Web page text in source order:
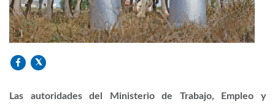
Las autoridades del Ministerio de Trabajo, Empleo y